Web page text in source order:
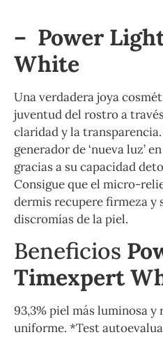
– Power
White
Una verdadera joya
juventud del rostro a
claridad y la
generador de ‘nueva luz’
gracias a su capacidad
Consigue que el micro-
dermis recupere firmeza y
discromías de la piel.
Beneficios
Timexpert
93,3% piel más luminosa y
uniforme. *Test